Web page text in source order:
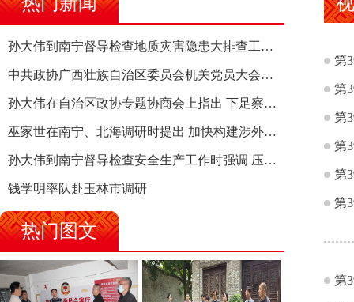
孙大伟到南宁督导检查地质灾害隐患大排查工作时强调 筑牢地质灾害安全防线 全力保障人民群众生命财产安全
中共政协广西壮族自治区委员会机关党员大会召开 选举产生新一届机关党委、机关纪委
孙大伟在自治区政协专题协商会上指出 下足察识谋督之功 恪尽服务大局之责 助推有色金属、关键金属产业高质量发展
巫家世在南宁、北海调研时提出 加快构建涉外法律供给集群 护航向海经济高质量发展
孙大伟到南宁督导检查安全生产工作时强调 压紧压实责任 狠抓隐患整治 坚决筑牢安全生产防线
钱学明率队赴玉林市调研
热门图文
第
第
第
第
第
第
第